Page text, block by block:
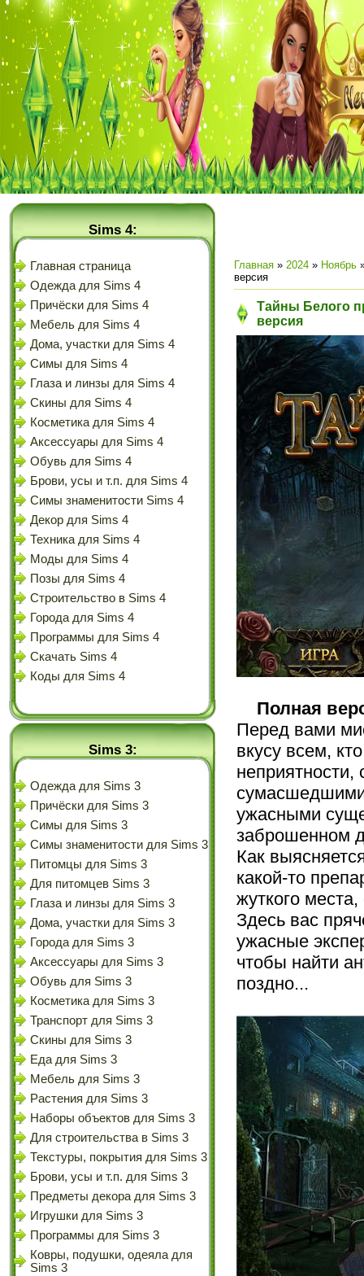
Sims 4:
Главная страница
Одежда для Sims 4
Причёски для Sims 4
Мебель для Sims 4
Дома, участки для Sims 4
Симы для Sims 4
Глаза и линзы для Sims 4
Скины для Sims 4
Косметика для Sims 4
Аксессуары для Sims 4
Обувь для Sims 4
Брови, усы и т.п. для Sims 4
Симы знаменитости Sims 4
Декор для Sims 4
Техника для Sims 4
Моды для Sims 4
Позы для Sims 4
Строительство в Sims 4
Города для Sims 4
Программы для Sims 4
Скачать Sims 4
Коды для Sims 4
Sims 3:
Одежда для Sims 3
Причёски для Sims 3
Симы для Sims 3
Симы знаменитости для Sims 3
Питомцы для Sims 3
Для питомцев Sims 3
Глаза и линзы для Sims 3
Дома, участки для Sims 3
Города для Sims 3
Аксессуары для Sims 3
Обувь для Sims 3
Косметика для Sims 3
Транспорт для Sims 3
Скины для Sims 3
Еда для Sims 3
Мебель для Sims 3
Растения для Sims 3
Наборы объектов для Sims 3
Для строительства в Sims 3
Текстуры, покрытия для Sims 3
Брови, усы и т.п. для Sims 3
Предметы декора для Sims 3
Игрушки для Sims 3
Программы для Sims 3
Ковры, подушки, одеяла для
Sims 3
Главная » 2024 » Ноябрь
версия
Тайны Белого
версия
Полная
Перед вами
вкусу всем,
ужасными
заброшенном
Как
какой-то
жуткого
Здесь вас
ужасные
чтобы найти
поздно...